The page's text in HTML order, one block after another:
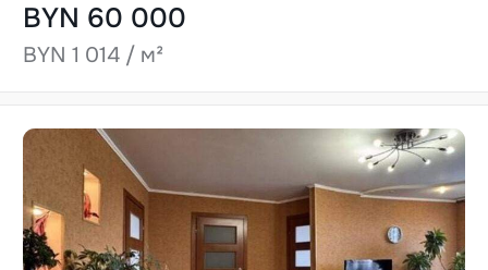
BYN 60 000
BYN 1 014 / м²